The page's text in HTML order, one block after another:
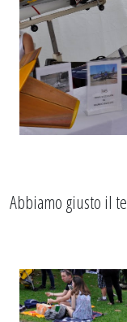
Abbiamo giusto il